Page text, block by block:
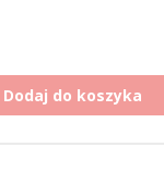
Dodaj do koszyka